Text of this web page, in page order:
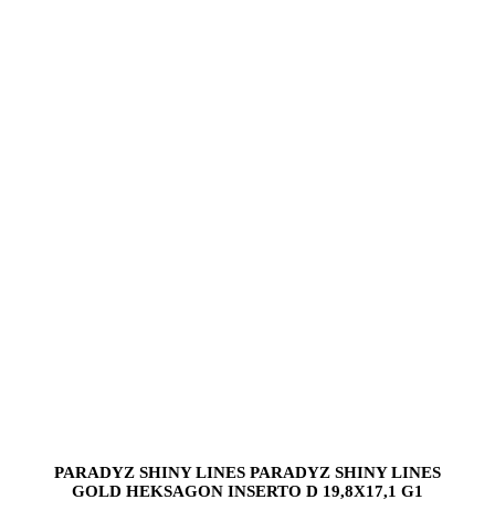
PARADYZ SHINY LINES PARADYZ SHINY LINES
GOLD HEKSAGON INSERTO D 19,8X17,1 G1